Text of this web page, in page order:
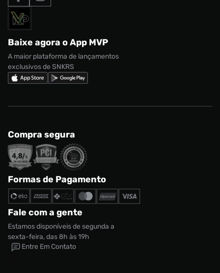
Acessórios
Marcas
adidas Adi2000
adidas Campus
Nike Shox
Termos de uso
Política de privacidade
Regulamento CRM/ CASHBACK
Regulamento Cupom
Formas de Pagamento
Solicite seus dados
Baixe agora o App MVP
A maior plataforma de lançamentos
exclusivos de SNKRS
Compra segura
Formas de Pagamento
Fale com a gente
Estamos disponíveis de segunda a
sexta-feira, das 8h às 19h
Entre Em Contato